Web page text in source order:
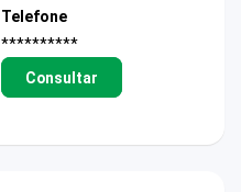
Telefone
**********
Consultar